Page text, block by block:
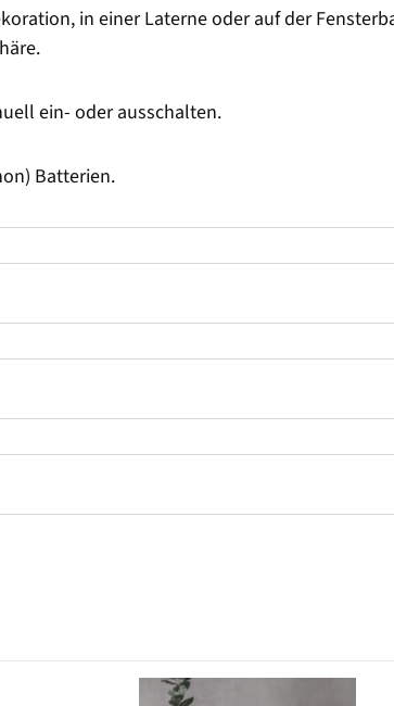
in einer Laterne oder auf der
ein- oder ausschalten.
Batterien.